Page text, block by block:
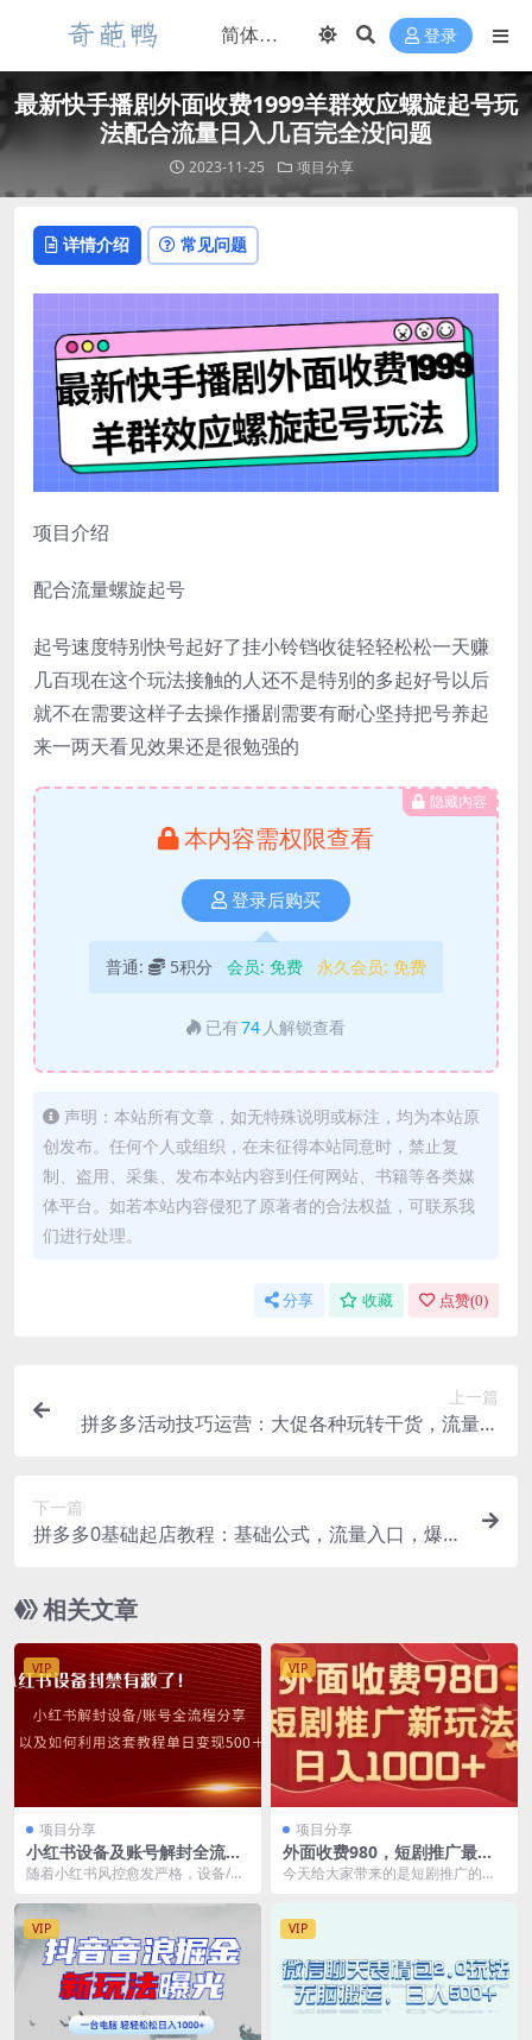
登录
最新快手播剧外面收费1999羊群效应螺旋起号玩
法配合流量日入几百完全没问题
2023-11-25 项目分享
详情介绍 常见问题
项目介绍
配合流量螺旋起号
起号速度特别快号起好了挂小铃铛收徒轻轻松松一天赚
几百现在这个玩法接触的人还不是特别的多起好号以后
就不在需要这样子去操作播剧需要有耐心坚持把号养起
来一两天看见效果还是很勉强的
隐藏内容
本内容需权限查看
登录后购买
普通: 5积分 会员: 免费 永久会员: 免费
已有74 人解锁查看
声明：本站所有文章，如无特殊说明或标注，均为本站原
创发布。任何个人或组织，在未征得本站同意时，禁止复
制、盗用、采集、发布本站内容到任何网站、书籍等各类媒
体平台。如若本站内容侵犯了原著者的合法权益，可联系我
们进行处理。
分享 收藏 点赞(0)
上一篇
拼多多活动技巧运营：大促各种玩转干货，流量翻
下一篇
拼多多0基础起店教程：基础公式，流量入口，爆
相关文章
VIP
项目分享
小红书设备及账号解封全流程
分享，亲测有效，以及如何利
随着小红书风控愈发严格，设备/账
禁还不算大问题，前...
VIP
项目分享
外面收费980，短剧推广最新
搬运玩法，几分钟一个作品，
今天给大家带来的是短剧推广的新
VIP VIP